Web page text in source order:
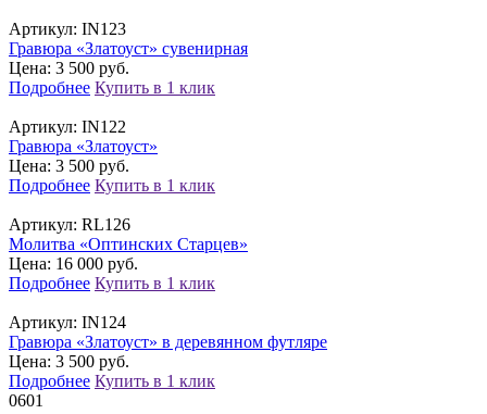
Артикул: IN123
Гравюра «Златоуст» сувенирная
Цена: 3 500 руб.
Подробнее Купить в 1 клик
Артикул: IN122
Гравюра «Златоуст»
Цена: 3 500 руб.
Подробнее Купить в 1 клик
Артикул: RL126
Молитва «Оптинских Старцев»
Цена: 16 000 руб.
Подробнее Купить в 1 клик
Артикул: IN124
Гравюра «Златоуст» в деревянном футляре
Цена: 3 500 руб.
Подробнее Купить в 1 клик
0601